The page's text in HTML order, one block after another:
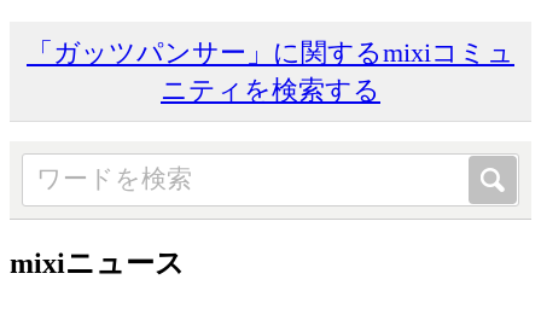
「ガッツパンサー」に関するmixiコミュ
ニティを検索する
mixiニュース